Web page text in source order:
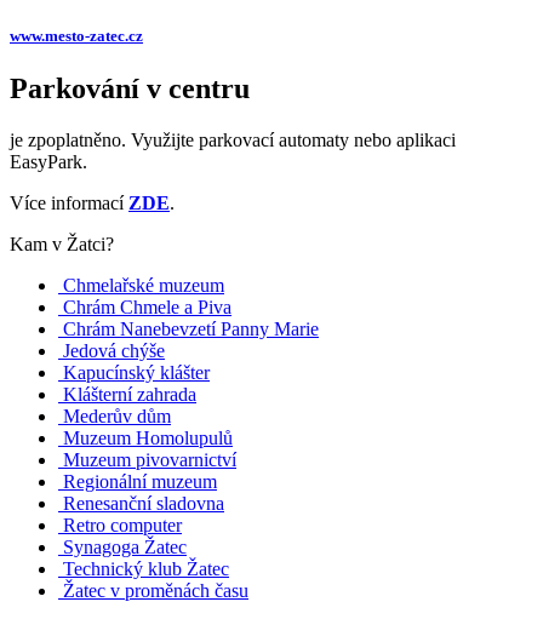
www.mesto-zatec.cz
Parkování v centru
je zpoplatněno. Využijte parkovací automaty nebo aplikaci
EasyPark.
Více informací ZDE.
Kam v Žatci?
Chmelařské muzeum
Chrám Chmele a Piva
Chrám Nanebevzetí Panny Marie
Jedová chýše
Kapucínský klášter
Klášterní zahrada
Mederův dům
Muzeum Homolupulů
Muzeum pivovarnictví
Regionální muzeum
Renesanční sladovna
Retro computer
Synagoga Žatec
Technický klub Žatec
Žatec v proměnách času